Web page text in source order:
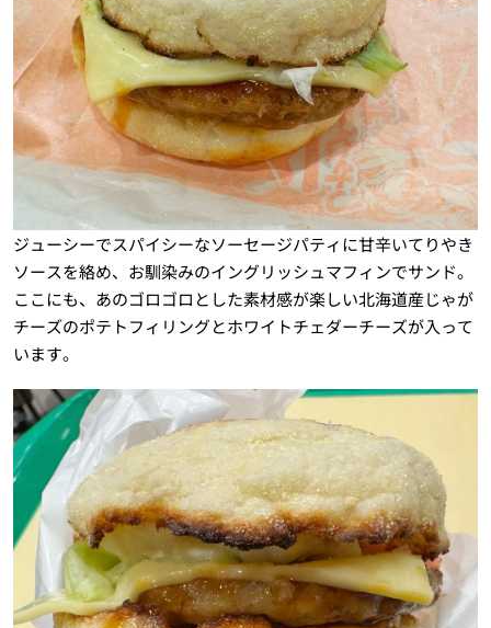
ジューシーでスパイシーなソーセージパティに甘辛いてりやき
ソースを絡め、お馴染みのイングリッシュマフィンでサンド。
ここにも、あのゴロゴロとした素材感が楽しい北海道産じゃが
チーズのポテトフィリングとホワイトチェダーチーズが入って
います。